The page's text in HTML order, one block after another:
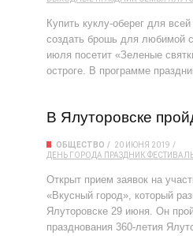
Купить куклу-оберег для
создать брошь для любимой
июля посетит «Зеленые
остроге. В программе
В Ялуторовске
ОБЩЕСТВО
20 ИЮНЯ 2019
ДЕНЬ ГОРОДА ПРАЗДНИК
Открыт прием заявок на
«Вкусный город», который
Ялуторовске 29 июня. Он
празднования 360-летия